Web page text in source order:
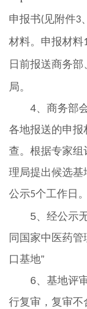
申报书( 见附件3、
材料。申报材料
日前报送商务部
局。
4、商务部会
各地报送的申
查。根据专家组
理局提出候选
公示5个工作日。
5、经公示无
同国家中医药
口基地”
6、基地评审
行复审，复审不